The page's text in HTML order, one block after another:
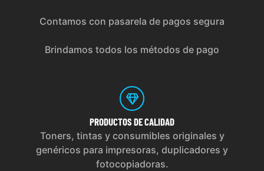
Contamos con pasarela de pagos segura
Brindamos todos los métodos de pago
PRODUCTOS DE CALIDAD
Toners, tintas y consumibles originales y
genéricos para impresoras, duplicadores y
fotocopiadoras.